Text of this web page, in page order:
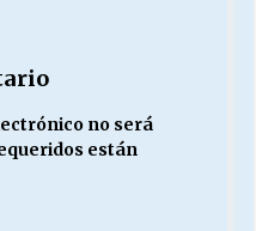
no será
están